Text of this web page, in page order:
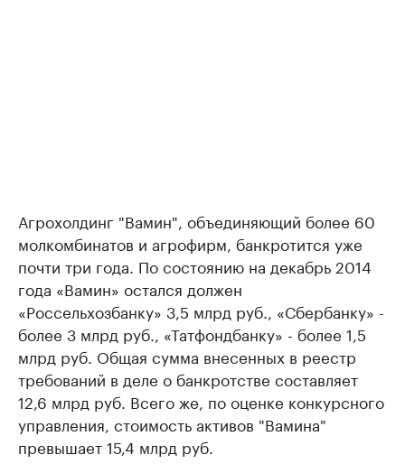
Агрохолдинг "Вамин", объединяющий более 60
молкомбинатов и агрофирм, банкротится уже
почти три года. По состоянию на декабрь 2014
года «Вамин» остался должен
«Россельхозбанку» 3,5 млрд руб., «Сбербанку» -
более 3 млрд руб., «Татфондбанку» - более 1,5
млрд руб. Общая сумма внесенных в реестр
требований в деле о банкротстве составляет
12,6 млрд руб. Всего же, по оценке конкурсного
управления, стоимость активов "Вамина"
превышает 15,4 млрд руб.